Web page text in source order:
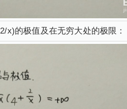
x)的极值及在无穷大处的极限：